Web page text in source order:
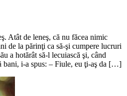
Atât de leneş, că nu făcea nimic
de la părinţi ca să-şi cumpere lucruri
a hotărât să-l lecuiască şi, când
bani, i-a spus: – Fiule, eu ţi-aş da […]